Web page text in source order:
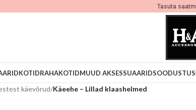
Tasuta
KOTIDRAHAKOTIDMUUD AKSESSUAARIDSOODUSTUS
käevõrud/Käeehe – Lillad klaashelmed